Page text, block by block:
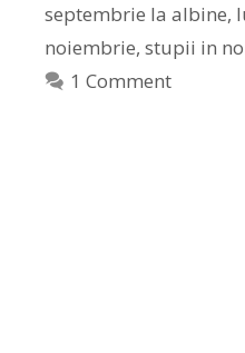
septembrie la albine,
noiembrie, stupii in
1 Comment